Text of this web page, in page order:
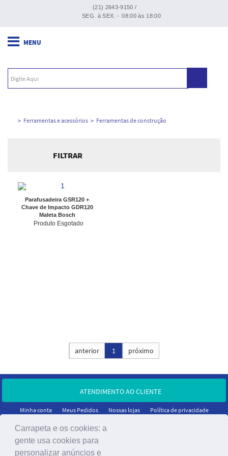
(21) 2643-9150 /
SEG. à SEX. - 08:00 às 18:00
Ferramentas e acessórios Ferramentas de construção
FILTRAR
Ordenar por:
Parafusadeira GSR120 +
Chave de Impacto GDR120
Maleta Bosch
Produto Esgotado
anterior 1 próximo
ATENDIMENTO AO CLIENTE
Minha conta Meus Pedidos Nossas lojas Política de privacidade
Carrapeta e os cookies: a
gente usa cookies para
personalizar anúncios e